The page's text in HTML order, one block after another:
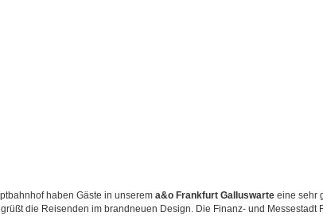
haben Gäste in unserem a&o Frankfurt Galluswarte eine sehr
die Reisenden im brandneuen Design. Die Finanz- und Messestadt